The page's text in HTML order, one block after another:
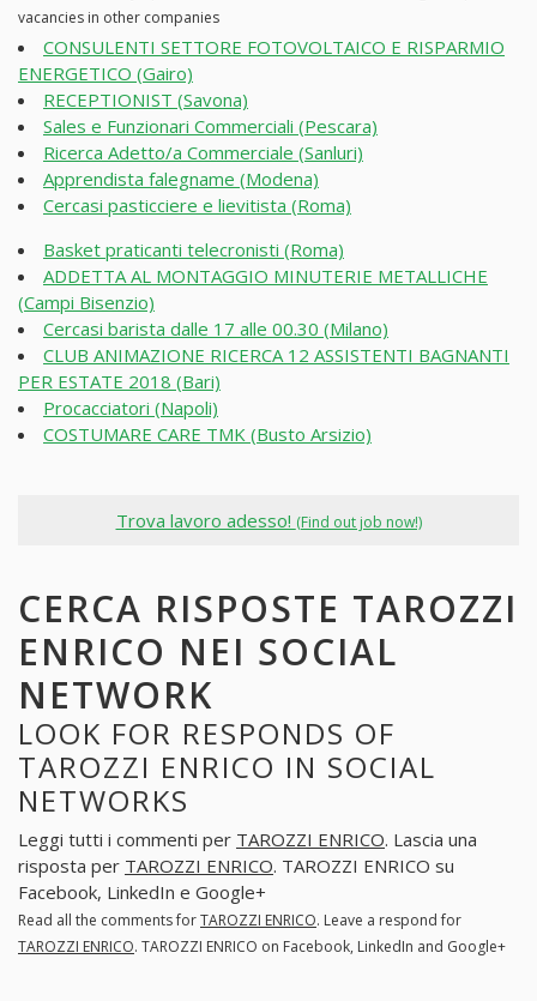
vacancies in other companies
CONSULENTI SETTORE FOTOVOLTAICO E RISPARMIO
ENERGETICO (Gairo)
RECEPTIONIST (Savona)
Sales e Funzionari Commerciali (Pescara)
Ricerca Adetto/a Commerciale (Sanluri)
Apprendista falegname (Modena)
Cercasi pasticciere e lievitista (Roma)
Basket praticanti telecronisti (Roma)
ADDETTA AL MONTAGGIO MINUTERIE METALLICHE
(Campi Bisenzio)
Cercasi barista dalle 17 alle 00.30 (Milano)
CLUB ANIMAZIONE RICERCA 12 ASSISTENTI BAGNANTI
PER ESTATE 2018 (Bari)
Procacciatori (Napoli)
COSTUMARE CARE TMK (Busto Arsizio)
Trova lavoro adesso! (Find out job now!)
CERCA RISPOSTE TAROZZI
ENRICO NEI SOCIAL
NETWORK
LOOK FOR RESPONDS OF
TAROZZI ENRICO IN SOCIAL
NETWORKS
Leggi tutti i commenti per TAROZZI ENRICO. Lascia una
risposta per TAROZZI ENRICO. TAROZZI ENRICO su
Facebook, LinkedIn e Google+
Read all the comments forTAROZZI ENRICO. Leave a respond for
TAROZZI ENRICO. TAROZZI ENRICO on Facebook, LinkedIn and Google+